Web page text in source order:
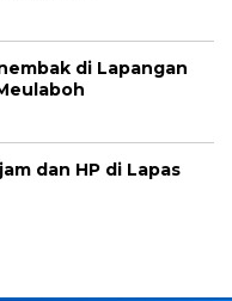
di Lapangan
dan HP di Lapas